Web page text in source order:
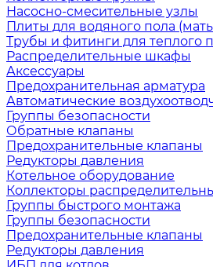
Насосно-смесительные узлы
Плиты для водяного пола
Трубы и фитинги для теплого
Распределительные шкафы
Аксессуары
Предохранительная арматура
Автоматические
Группы безопасности
Обратные клапаны
Предохранительные клапаны
Редукторы давления
Котельное оборудование
Коллекторы
Группы быстрого монтажа
Группы безопасности
Предохранительные клапаны
Редукторы давления